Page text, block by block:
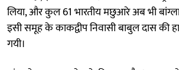
लिया, और कुल 61 भारतीय मछुआरे अब भी
इसी समूह के काकद्वीप निवासी बाबुल दास की
गयी।